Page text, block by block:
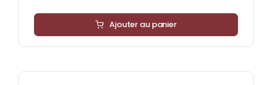
Ajouter au panier